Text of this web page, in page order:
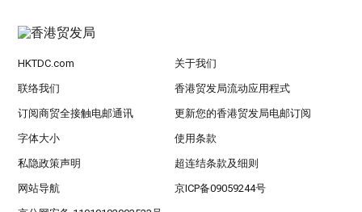
HKTDC.com 关于我们
联络我们 香港贸发局流动应用程式
订阅商贸全接触电邮通讯 更新您的香港贸发局电邮订阅
字体大小 使用条款
私隐政策声明 超连结条款及细则
网站导航 京ICP备09059244号